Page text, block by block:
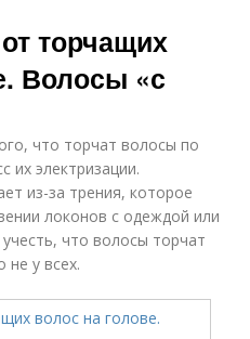
торчащих
Волосы «с
что торчат волосы по
их электризации.
из-за трения, которое
локонов с одеждой или
что волосы торчат
не у всех.